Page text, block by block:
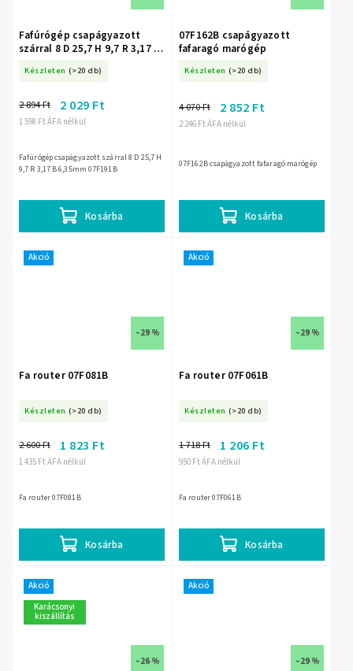
Fafúrógép csapágyazott
szárral 8 D 25,7 H 9,7 R 3,17 B
Készleten (>20 db)
1 598 Ft ÁFA nélkül
2 894 Ft 2 029 Ft
Kosárba
Fafúrógép csapágyazott szárral 8 D 25,7 H
9,7 R 3,17 B 6,35mm 07F191B
07F162B csapágyazott
fafaragó marógép
Készleten (>20 db)
2 246 Ft ÁFA nélkül
4 070 Ft 2 852 Ft
Kosárba
07F162B csapágyazott fafaragó marógép
Akció
–29 %
Fa router 07F081B
Készleten (>20 db)
1 435 Ft ÁFA nélkül
2 600 Ft 1 823 Ft
Kosárba
Fa router 07F081B
Akció
–29 %
Fa router 07F061B
Készleten (>20 db)
950 Ft ÁFA nélkül
1 718 Ft 1 206 Ft
Kosárba
Fa router 07F061B
Akció
Karácsonyi
kiszállítás
–26 %
Akció
–29 %